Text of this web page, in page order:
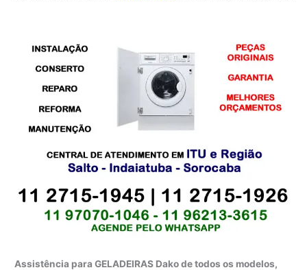
Assistência para GELADEIRAS Dako de todos os modelos,